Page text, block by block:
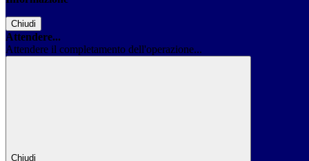
Chiudi
Attendere...
Attendere il completamento dell'operazione...
Chiudi